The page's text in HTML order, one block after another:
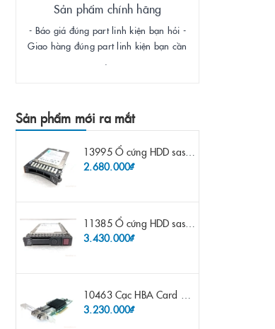
Sản phẩm chính hãng
- Báo giá đúng part linh kiện bạn hỏi -
Giao hàng đúng part linh kiện bạn cần
Sản phẩm mới ra mắt
13995 Ổ cứng HDD sas IBM 300gb 10k 2.5" 6G fru 44W2265 opt 44W2264 pn 44W2268 ST9300503SS
2.680.000₫
11385 Ổ cứng HDD sas HP 600gb 10k 2.5" sp 653957-001 pn 619286-003 pn 641552-003 pn 689287-003 652583-B21
3.430.000₫
10463 Cạc HBA Card FC IBM Emulex LPE12002 8Gb 2 port FC SFP fru 42D0500 pn 42D0496 opt 42D0494 LPE12002
3.230.000₫